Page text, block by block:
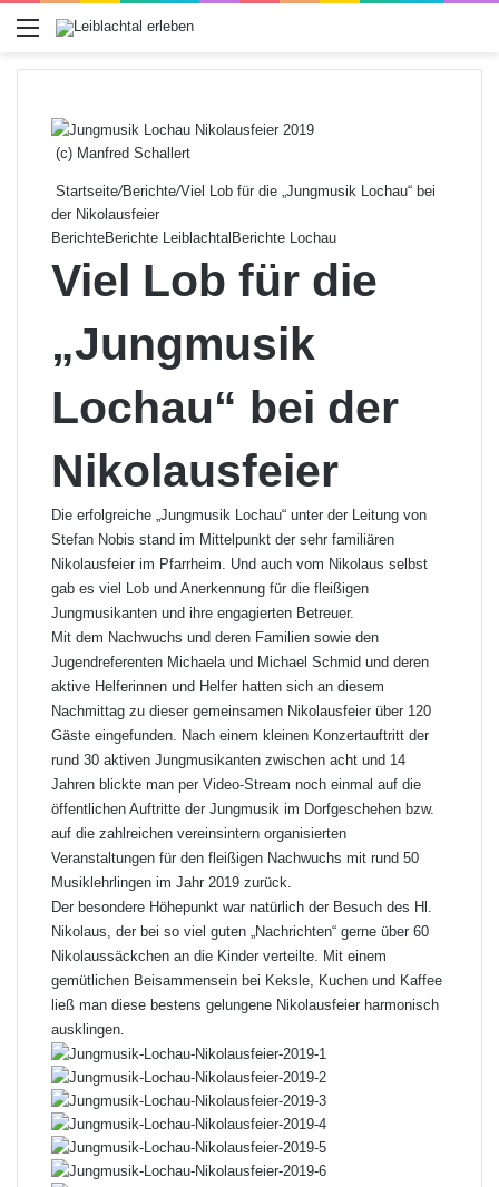
Menü
(c) Manfred Schallert
Startseite/Berichte/Viel Lob für die „Jungmusik Lochau“ bei
der Nikolausfeier
BerichteBerichte Leiblachtal Berichte Lochau
Viel Lob für die
„Jungmusik
Lochau“ bei der
Nikolausfeier
Die erfolgreiche „Jungmusik Lochau“ unter der Leitung von
Stefan Nobis stand im Mittelpunkt der sehr familiären
Nikolausfeier im Pfarrheim. Und auch vom Nikolaus selbst
gab es viel Lob und Anerkennung für die fleißigen
Jungmusikanten und ihre engagierten Betreuer.
Mit dem Nachwuchs und deren Familien sowie den
Jugendreferenten Michaela und Michael Schmid und deren
aktive Helferinnen und Helfer hatten sich an diesem
Nachmittag zu dieser gemeinsamen Nikolausfeier über 120
Gäste eingefunden. Nach einem kleinen Konzertauftritt der
rund 30 aktiven Jungmusikanten zwischen acht und 14
Jahren blickte man per Video-Stream noch einmal auf die
öffentlichen Auftritte der Jungmusik im Dorfgeschehen bzw.
auf die zahlreichen vereinsintern organisierten
Veranstaltungen für den fleißigen Nachwuchs mit rund 50
Musiklehrlingen im Jahr 2019 zurück.
Der besondere Höhepunkt war natürlich der Besuch des Hl.
Nikolaus, der bei so viel guten „Nachrichten“ gerne über 60
Nikolaussäckchen an die Kinder verteilte. Mit einem
gemütlichen Beisammensein bei Keksle, Kuchen und Kaffee
ließ man diese bestens gelungene Nikolausfeier harmonisch
ausklingen.